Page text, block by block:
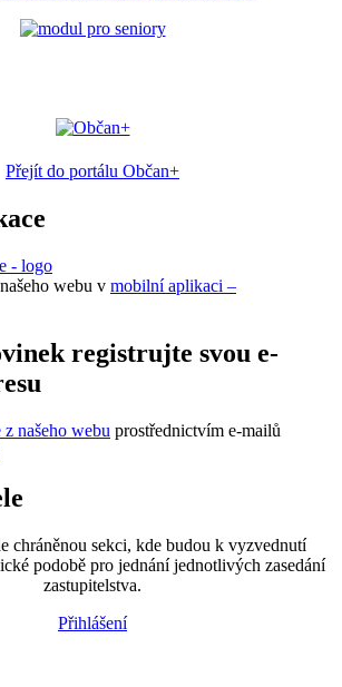
Přejít do portálu Občan+
webu v mobilní aplikaci –
registrujte svou e-
našeho webu prostřednictvím e-mailů
chráněnou sekci, kde budou k vyzvednutí
podobě pro jednání jednotlivých zasedání
zastupitelstva.
Přihlášení